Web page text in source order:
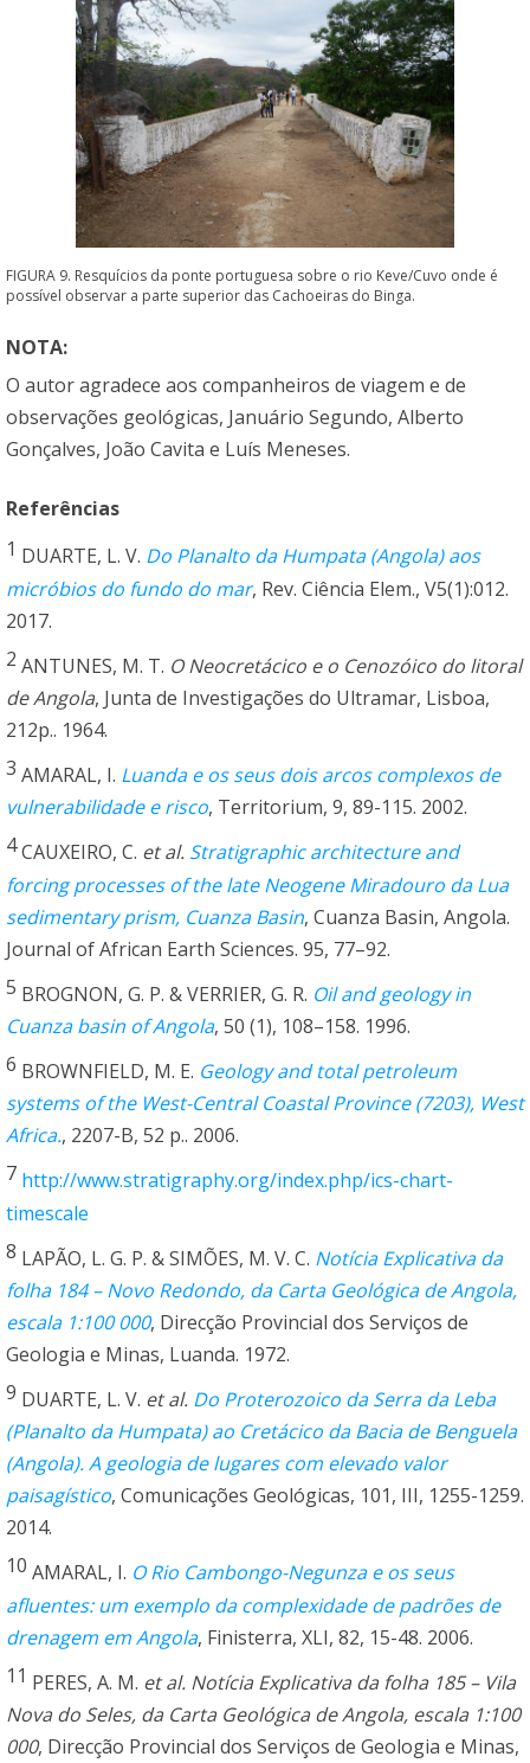
FIGURA 9. Resquícios da ponte portuguesa sobre o rio Keve/Cuvo onde é
possível observar a parte superior das Cachoeiras do Binga.
NOTA:
O autor agradece aos companheiros de viagem e de
observações geológicas, Januário Segundo, Alberto
Gonçalves, João Cavita e Luís Meneses.
Referências
1 DUARTE, L. V. Do Planalto da Humpata (Angola) aos
micróbios do fundo do mar, Rev. Ciência Elem., V5(1):012.
2017.
2 ANTUNES, M. T. O Neocretácico e o Cenozóico do litoral
de Angola, Junta de Investigações do Ultramar, Lisboa,
212p.. 1964.
3 AMARAL, I. Luanda e os seus dois arcos complexos de
vulnerabilidade e risco, Territorium, 9, 89-115. 2002.
4CAUXEIRO, C. et al. Stratigraphic architecture and
forcing processes of the late Neogene Miradouro da Lua
sedimentary prism, Cuanza Basin, Cuanza Basin, Angola.
Journal of African Earth Sciences. 95, 77–92.
5 BROGNON, G. P. & VERRIER, G. R. Oil and geology in
Cuanza basin of Angola, 50 (1), 108–158. 1996.
6 BROWNFIELD, M. E. Geology and total petroleum
systems of the West-Central Coastal Province (7203), West
Africa., 2207-B, 52 p.. 2006.
7 http://www.stratigraphy.org/index.php/ics-chart-
timescale
8 LAPÃO, L. G. P. & SIMÕES, M. V. C. Notícia Explicativa da
folha 184 – Novo Redondo, da Carta Geológica de Angola,
escala 1:100 000, Direcção Provincial dos Serviços de
Geologia e Minas, Luanda. 1972.
9 DUARTE, L. V. et al. Do Proterozoico da Serra da Leba
(Planalto da Humpata) ao Cretácico da Bacia de Benguela
(Angola). A geologia de lugares com elevado valor
paisagístico, Comunicações Geológicas, 101, III, 1255-1259.
2014.
10 AMARAL, I. O Rio Cambongo-Negunza e os seus
afluentes: um exemplo da complexidade de padrões de
drenagem em Angola, Finisterra, XLI, 82, 15-48. 2006.
11 PERES, A. M. et al. Notícia Explicativa da folha 185 – Vila
Nova do Seles, da Carta Geológica de Angola, escala 1:100
000, Direcção Provincial dos Serviços de Geologia e Minas,